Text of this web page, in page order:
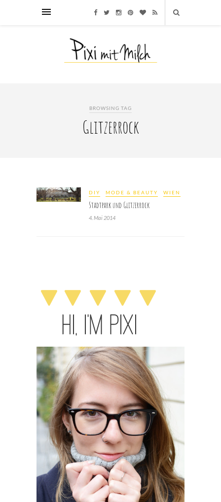
BROWSING TAG
Glitzerrock
DIY MODE & BEAUTY WIEN
Stadtpark und Glitzerrock
4. Mai 2014